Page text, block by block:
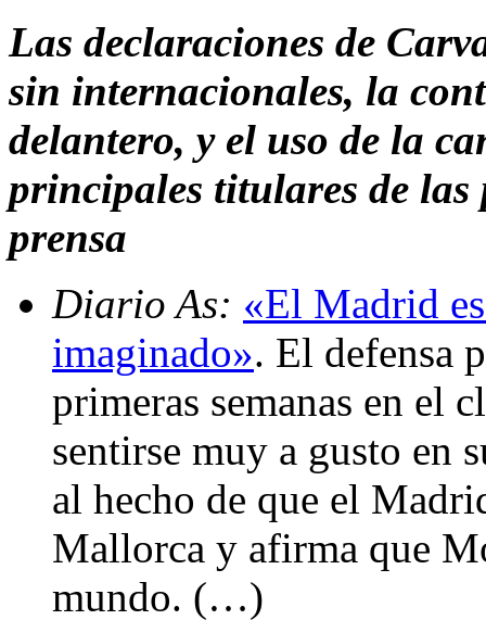
Las declaraciones de
sin internacionales, la
delantero, y el uso de la
principales titulares de
prensa
Diario As: «El Madrid
imaginado». El defensa
primeras semanas en el
sentirse muy a gusto en
al hecho de que el
Mallorca y afirma que
mundo. (…)